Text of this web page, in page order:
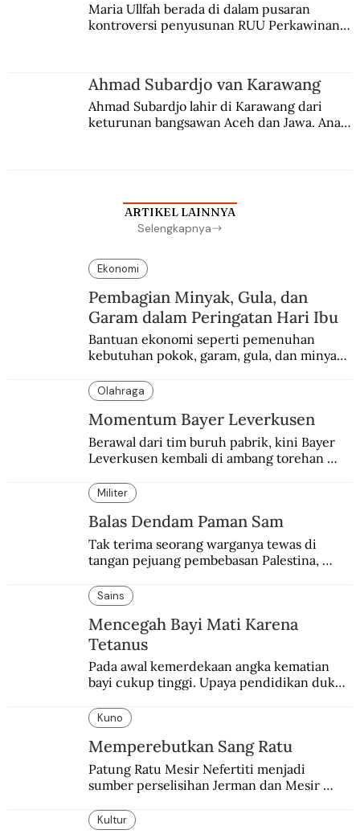
Maria Ullfah berada di dalam pusaran
kontroversi penyusunan RUU Perkawinan.
Ahmad Subardjo van Karawang
Ahmad Subardjo lahir di Karawang dari
keturunan bangsawan Aceh dan Jawa. Anak
ARTIKEL LAINNYA
Selengkapnya
Ekonomi
Pembagian Minyak, Gula, dan
Garam dalam Peringatan Hari Ibu
Bantuan ekonomi seperti pemenuhan
kebutuhan pokok, garam, gula, dan minyak
peringatan Hari Ibu.
Olahraga
Momentum Bayer Leverkusen
Berawal dari tim buruh pabrik, kini Bayer
Leverkusen kembali di ambang torehan
“Neverkusen”.
Militer
Balas Dendam Paman Sam
Tak terima seorang warganya tewas di
tangan pejuang pembebasan Palestina,
pembalasan.
Sains
Mencegah Bayi Mati Karena
Tetanus
Pada awal kemerdekaan angka kematian
bayi cukup tinggi. Upaya pendidikan dukun
Kuno
Memperebutkan Sang Ratu
Patung Ratu Mesir Nefertiti menjadi
sumber perselisihan Jerman dan Mesir
Kultur